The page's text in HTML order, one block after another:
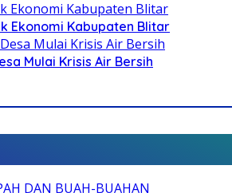
Ekonomi Kabupaten Blitar
Mulai Krisis Air Bersih